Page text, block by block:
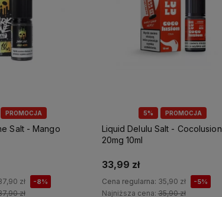
PROMOCJA
Salt - Mango
zł -8%
zł
5% PROMOCJA
Liquid Delulu Salt - Cocolusion
20mg 10ml
33,99 zł
Cena regularna: 35,90 zł -5%
Najniższa cena:35,90 zł